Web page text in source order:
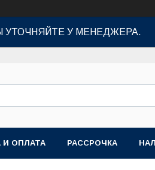
УТОЧНЯЙТЕ У МЕНЕДЖЕРА.
И ОПЛАТА РАССРОЧКА